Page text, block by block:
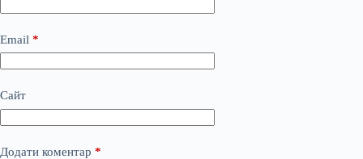
Email *
Сайт
Додати коментар *